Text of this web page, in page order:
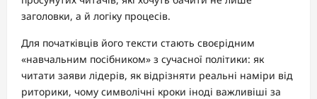
заголовки, а й логіку процесів.
Для початківців його тексти стають своєрідним
«навчальним посібником» з сучасної політики: як
читати заяви лідерів, як відрізняти реальні наміри від
риторики, чому символічні кроки іноді важливіші за